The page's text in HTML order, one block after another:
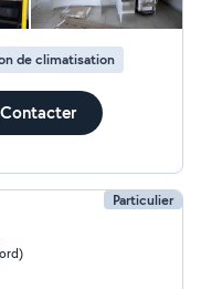
de climatisation
Contacter
Particulier